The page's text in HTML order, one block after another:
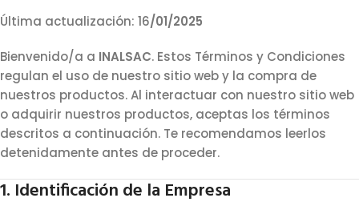
Última actualización: 16/01/2025
Bienvenido/a a INALSAC. Estos Términos y Condiciones
regulan el uso de nuestro sitio web y la compra de
nuestros productos. Al interactuar con nuestro sitio web
o adquirir nuestros productos, aceptas los términos
descritos a continuación. Te recomendamos leerlos
detenidamente antes de proceder.
1. Identificación de la Empresa